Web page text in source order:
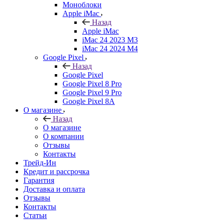
Моноблоки
Apple iMac
Назад
Apple iMac
iMac 24 2023 M3
iMac 24 2024 M4
Google Pixel
Назад
Google Pixel
Google Pixel 8 Pro
Google Pixel 9 Pro
Google Pixel 8A
О магазине
Назад
О магазине
О компании
Отзывы
Контакты
Трейд-Ин
Кредит и рассрочка
Гарантия
Доставка и оплата
Отзывы
Контакты
Статьи